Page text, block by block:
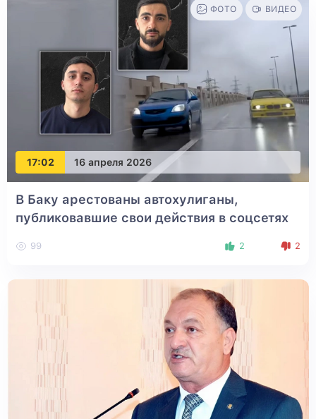
17:02 16 апреля 2026
ФОТО ВИДЕО
В Баку арестованы автохулиганы,
публиковавшие свои действия в соцсетях
99 2 2